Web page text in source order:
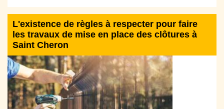
L'existence de règles à respecter pour faire
les travaux de mise en place des clôtures à
Saint Cheron